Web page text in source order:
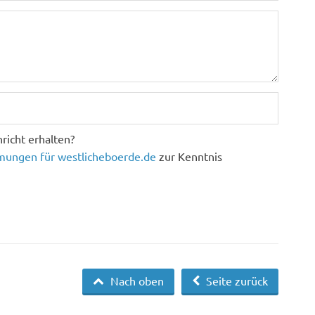
erhalten?
für westlicheboerde.de zur Kenntnis
Seite zurück
Nach oben